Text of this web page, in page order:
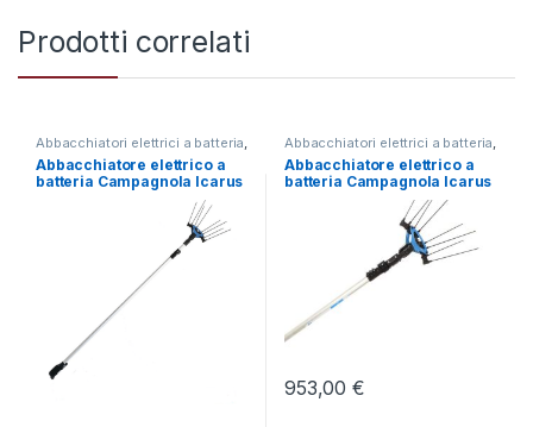
Prodotti correlati
Abbacchiatori elettrici a batteria,
Brucatura e Raccolta delle Olive
Abbacchiatore elettrico a
batteria Campagnola Icarus
ECO – Asta Alluminio 185-
Abbacchiatori elettrici a batteria,
Brucatura e Raccolta delle Olive
Abbacchiatore elettrico a
batteria Campagnola Icarus
58V – Asta Alluminio 185-
953,00€